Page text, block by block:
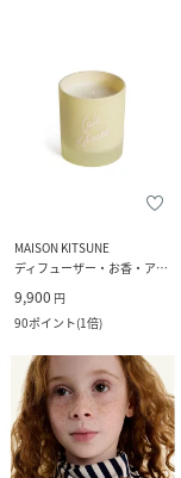
MAISON KITSUNE
ディフューザー・お香・アロマオイル・キャンドル
9,900 円
90ポイント(1倍)